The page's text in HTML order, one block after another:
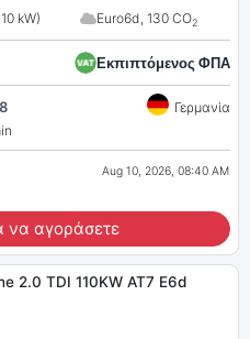
kW) Euro6d, 130 CO2
Εκπιπτόμενος ΦΠΑ
Γερμανία
Aug 10, 2026, 08:40 AM
να αγοράσετε
2.0 TDI 110KW AT7 E6d